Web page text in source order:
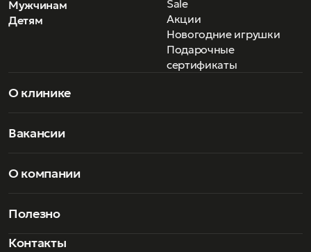
Мужчинам
Детям
Sale
Акции
Новогодние игрушки
Подарочные
сертификаты
О клинике
Вакансии
О компании
Полезно
Контакты